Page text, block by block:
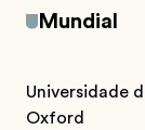
Mundial
Universidade
Oxford